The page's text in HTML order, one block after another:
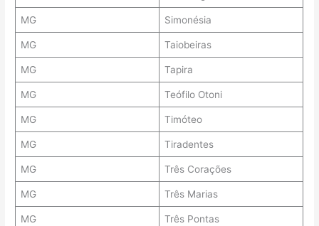
MG Simonésia
MG Taiobeiras
MG Tapira
MG Teófilo Otoni
MG Timóteo
MG Tiradentes
MG Três Corações
MG Três Marias
MG Três Pontas